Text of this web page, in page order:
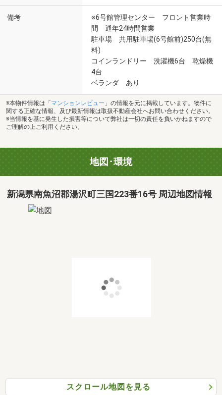
備考
※6号館管理センター フロント営業時
間 通年24時間営業
駐車場 共用駐車場(6号館前)250台(無
料)
コインランドリー 洗濯機6台 乾燥機
4台
ベランダ あり
※本物件情報は「 マンションレビュー 」の情報を元に掲載しています。物件に
関する正確な情報、及び最新情報は取扱不動産会社へお問い合わせください。
※当情報を基に発生した損害等について弊社は一切の責任を負いかねますので
ご理解の上ご利用ください。
地図･環境
新潟県南魚沼郡湯沢町三国223番16号 周辺地図情報
スクロール地図を見る